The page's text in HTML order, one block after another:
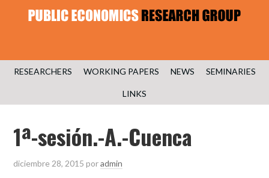
RESEARCHERS WORKING PAPERS NEWS SEMINARIES
LINKS
1ª-sesión.-A.-Cuenca
diciembre 28, 2015 poradmin